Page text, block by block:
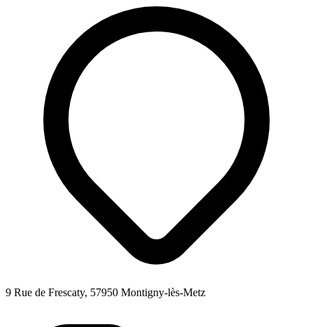
9 Rue de Frescaty, 57950 Montigny-lès-Metz